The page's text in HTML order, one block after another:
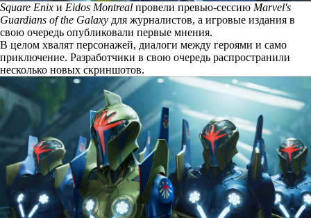
Square Enix и Eidos Montreal провели превью-сессию Marvel's
Guardians of the Galaxy для журналистов, а игровые издания в
свою очередь опубликовали первые мнения.
В целом хвалят персонажей, диалоги между героями и само
приключение. Разработчики в свою очередь распространили
несколько новых скриншотов.